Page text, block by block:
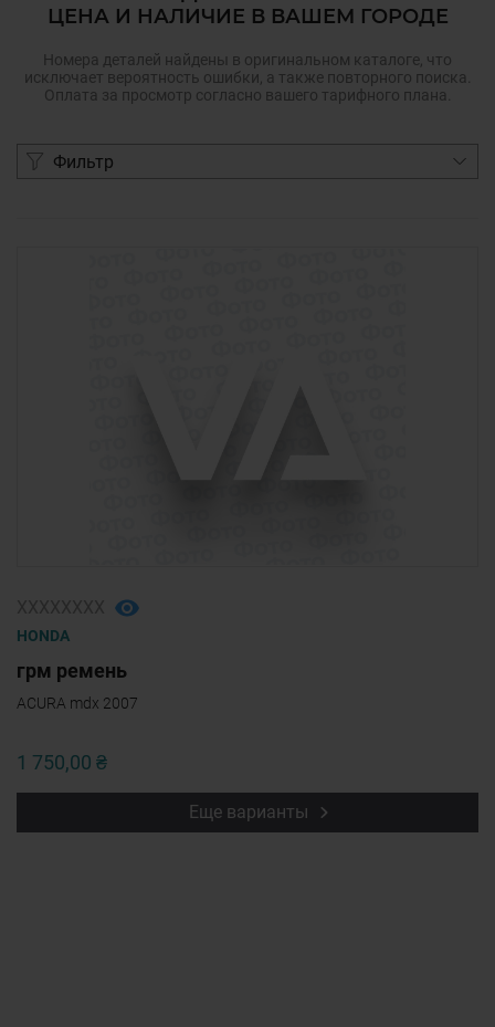
ЦЕНА И НАЛИЧИЕ В ВАШЕМ ГОРОДЕ
Номера деталей найдены в оригинальном каталоге, что
исключает вероятность ошибки, а также повторного поиска.
Оплата за просмотр согласно вашего тарифного плана.
Фильтр
HONDA
грм ремень
ACURA mdx 2007
1 750,00 ₴
Еще варианты